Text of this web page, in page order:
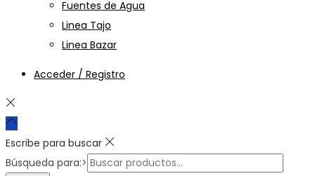
Fuentes de Agua
Linea Tajo
Linea Bazar
Acceder / Registro
Escribe para buscar
Búsqueda para:>